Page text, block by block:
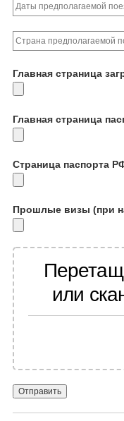
Главная страница
Главная страница
Страница паспорта
Прошлые визы (при
или